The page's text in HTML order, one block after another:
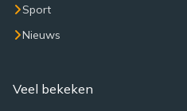
Sport
Nieuws
Veel bekeken